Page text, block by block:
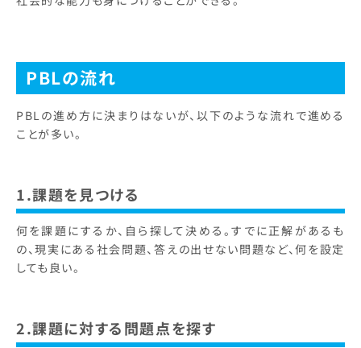
PBLの流れ
PBLの進め方に決まりはないが、以下のような流れで進める
ことが多い。
1.課題を見つける
何を課題にするか、自ら探して決める。すでに正解があるも
の、現実にある社会問題、答えの出せない問題など、何を設定
しても良い。
2.課題に対する問題点を探す